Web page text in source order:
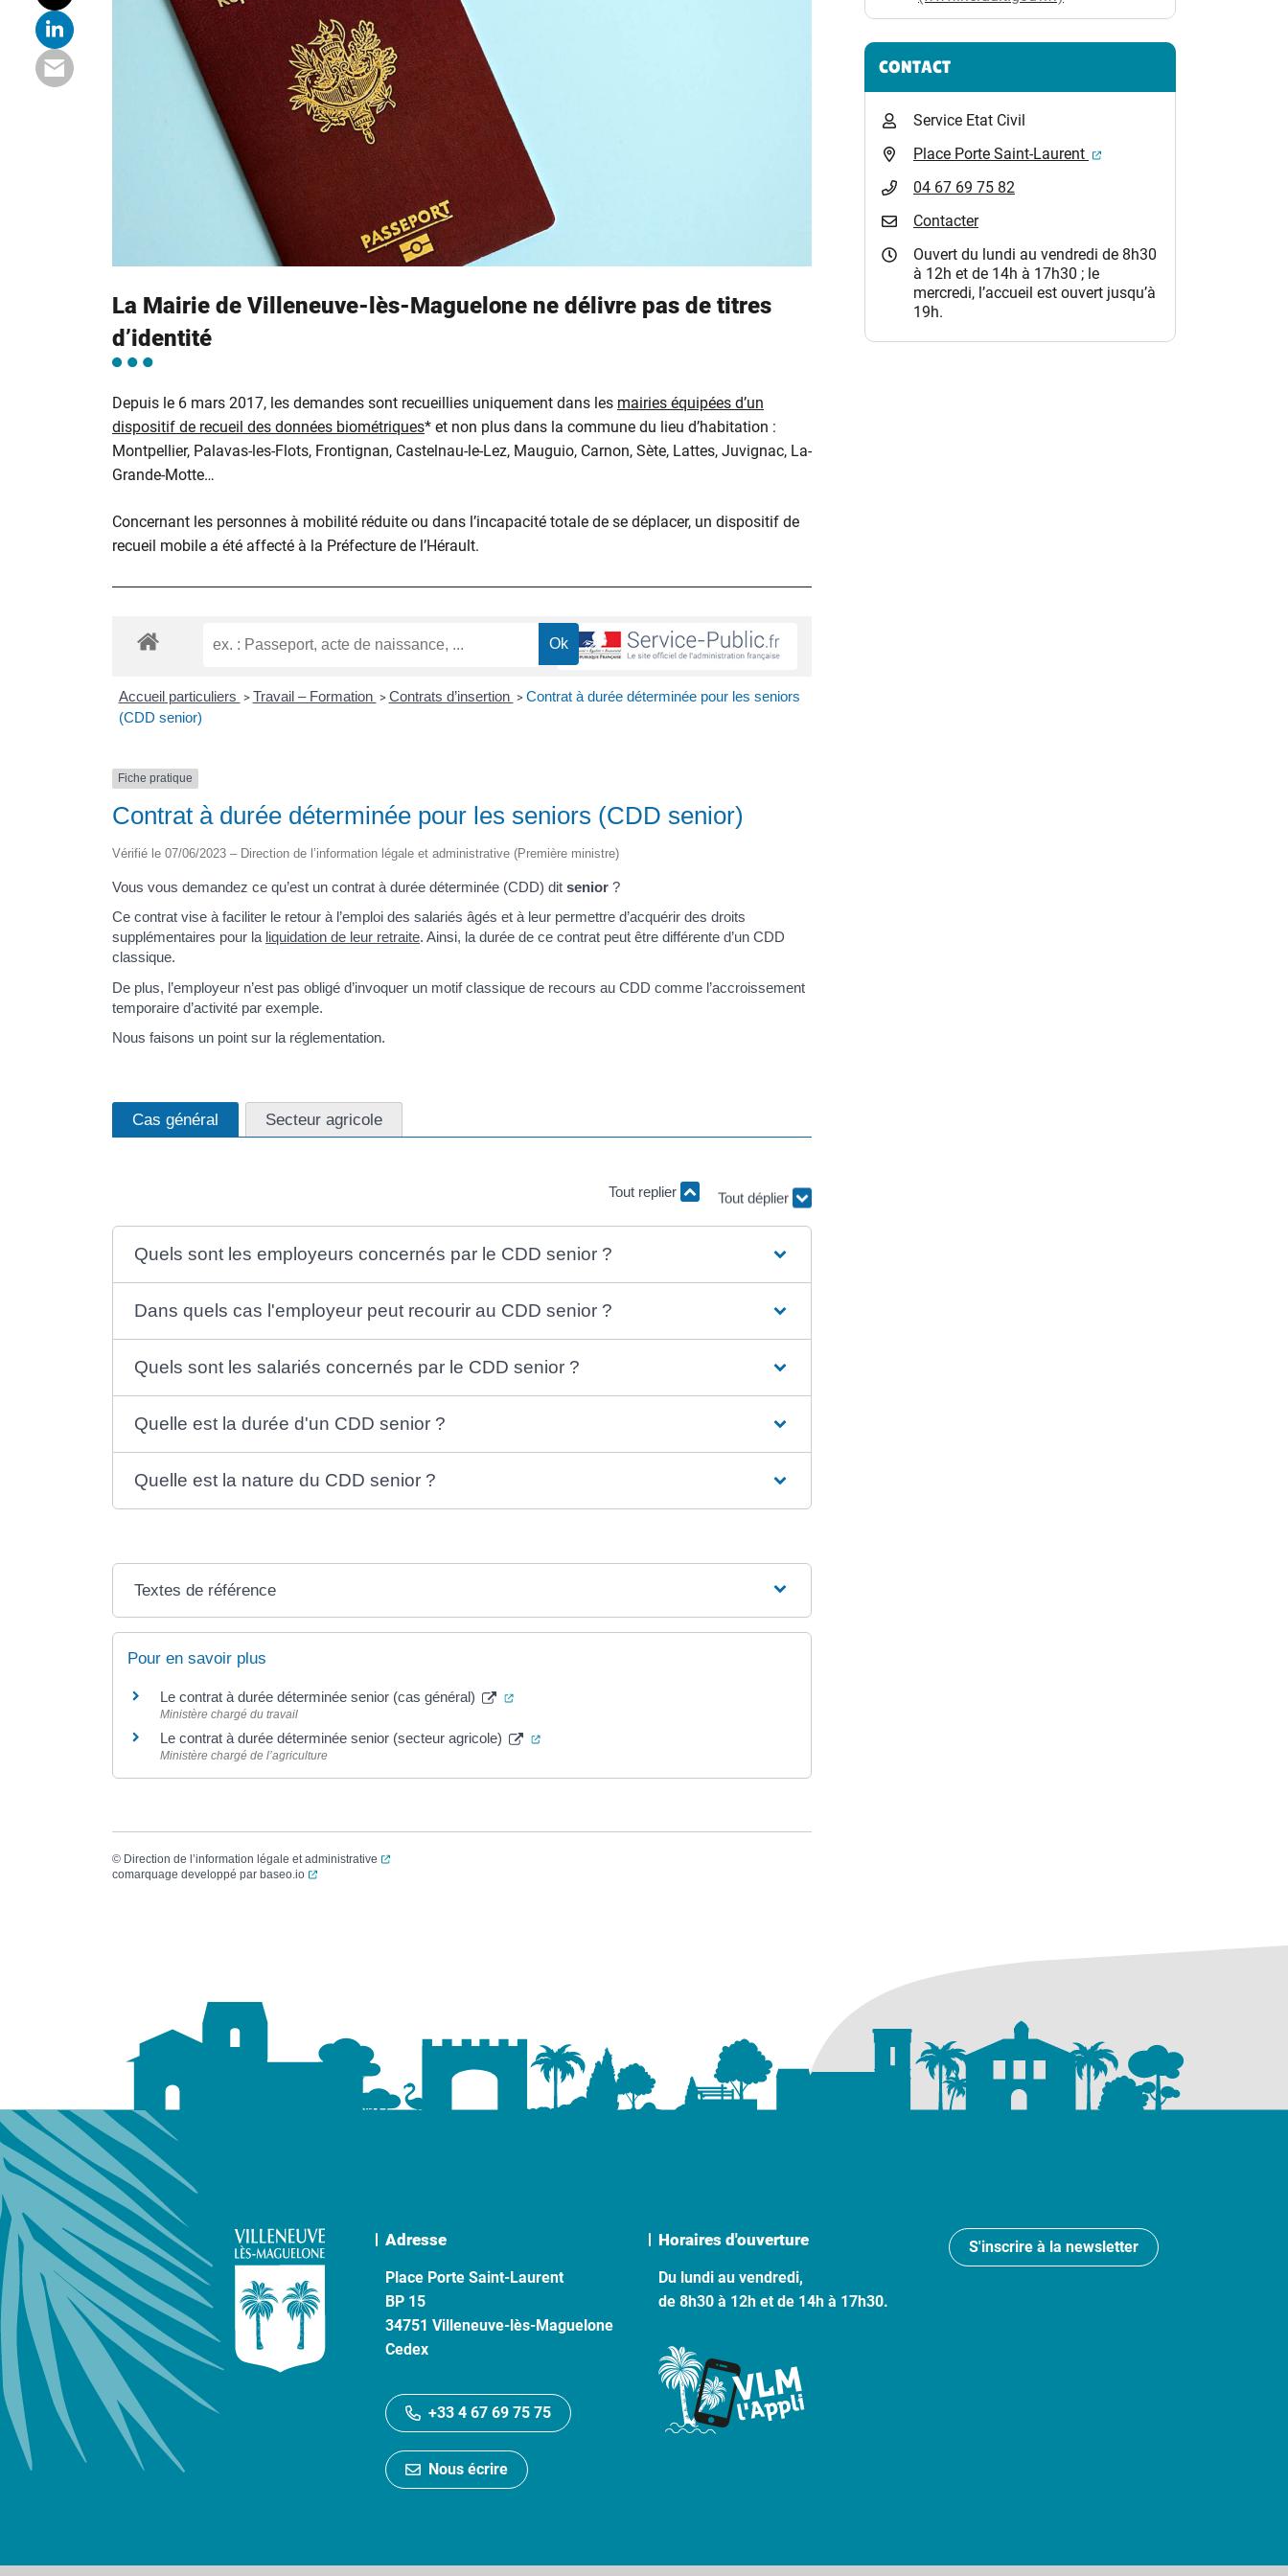
La Mairie de Villeneuve-lès-Maguelone ne délivre pas de titres
d’identité
Depuis le 6 mars 2017, les demandes sont recueillies uniquement dans les mairies équipées d’un
dispositif de recueil des données biométriques* et non plus dans la commune du lieu d’habitation :
Montpellier, Palavas-les-Flots, Frontignan, Castelnau-le-Lez, Mauguio, Carnon, Sète, Lattes, Juvignac, La-
Grande-Motte…
Concernant les personnes à mobilité réduite ou dans l’incapacité totale de se déplacer, un dispositif de
recueil mobile a été affecté à la Préfecture de l’Hérault.
Accueil particuliers > Travail – Formation > Contrats d’insertion > Contrat à durée déterminée pour les seniors
(CDD senior)
Fiche pratique
Contrat à durée déterminée pour les seniors (CDD senior)
Vérifié le 07/06/2023 – Direction de l’information légale et administrative (Première ministre)
Vous vous demandez ce qu’est un contrat à durée déterminée (CDD) dit senior ?
Ce contrat vise à faciliter le retour à l’emploi des salariés âgés et à leur permettre d’acquérir des droits
supplémentaires pour la liquidation de leur retraite. Ainsi, la durée de ce contrat peut être différente d’un CDD
classique.
De plus, l’employeur n’est pas obligé d’invoquer un motif classique de recours au CDD comme l’accroissement
temporaire d’activité par exemple.
Nous faisons un point sur la réglementation.
Cas général Secteur agricole
Tout replier
Tout déplier
Quels sont les employeurs concernés par le CDD senior ?
Dans quels cas l'employeur peut recourir au CDD senior ?
Quels sont les salariés concernés par le CDD senior ?
Quelle est la durée d'un CDD senior ?
Quelle est la nature du CDD senior ?
Textes de référence
Pour en savoir plus
Le contrat à durée déterminée senior (cas général) (ouverture dans un nouvel onglet)
Ministère chargé du travail
Le contrat à durée déterminée senior (secteur agricole) (ouverture dans un nouvel onglet)
Ministère chargé de l’agriculture
© Direction de l’information légale et administrative
(ouverture dans un nouvel onglet)
comarquage developpé par baseo.io (ouverture dans un nouvel onglet)
CONTACT
Service Etat Civil
Place Porte Saint-Laurent
(ouverture dans un nouvel
04 67 69 75 82
Contacter
Ouvert du lundi au vendredi de 8h30
à 12h et de 14h à 17h30 ; le
mercredi, l’accueil est ouvert jusqu’à
19h.
Adresse
Place Porte Saint-Laurent
BP 15
34751 Villeneuve-lès-Maguelone
Cedex
+33 4 67 69 75 75
Nous écrire
Horaires d'ouverture
Du lundi au vendredi,
de 8h30 à 12h et de 14h à 17h30.
S'inscrire à la newsletter